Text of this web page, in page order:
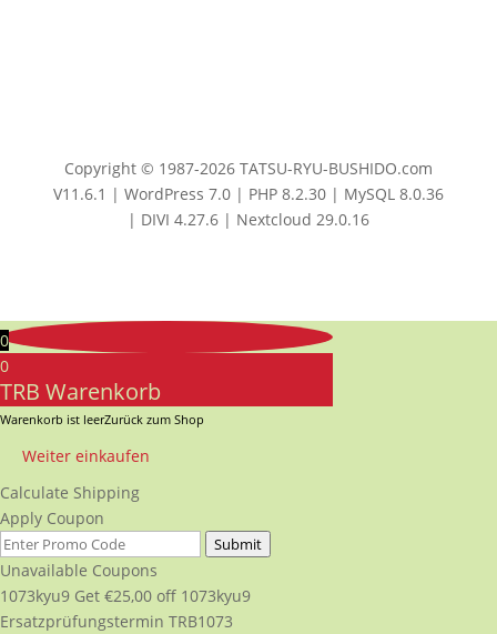
Copyright © 1987-2026 TATSU-RYU-BUSHIDO.com
V11.6.1 | WordPress 7.0 | PHP 8.2.30 | MySQL 8.0.36
| DIVI 4.27.6 | Nextcloud 29.0.16
0
0
TRB Warenkorb
Warenkorb ist leerZurück zum Shop
Weiter einkaufen
Calculate Shipping
Apply Coupon
Submit
Unavailable Coupons
1073kyu9 Get €25,00 off 1073kyu9
Ersatzprüfungstermin TRB1073